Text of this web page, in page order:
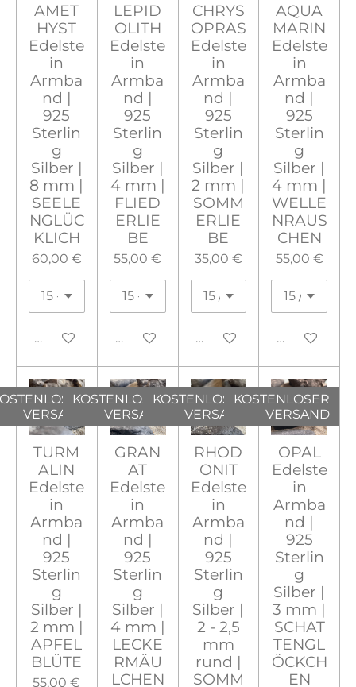
AMET
HYST
Edelste
in
Armba
nd |
925
Sterlin
g
Silber |
8 mm |
SEELE
NGLÜC
KLICH
60,00 €
In den Warenkorb
LEPID
OLITH
Edelste
in
Armba
nd |
925
Sterlin
g
Silber |
4 mm |
FLIED
ERLIE
BE
55,00 €
In den Warenkorb
CHRYS
OPRAS
Edelste
in
Armba
nd |
925
Sterlin
g
Silber |
2 mm |
SOMM
ERLIE
BE
35,00 €
In den Warenkorb
AQUA
MARIN
Edelste
in
Armba
nd |
925
Sterlin
g
Silber |
4 mm |
WELLE
NRAUS
CHEN
55,00 €
In den
VERSAND
TURM
ALIN
Edelste
in
Armba
nd |
925
Sterlin
g
Silber |
2 mm |
APFEL
BLÜTE
55,00 €
KOSTENLOSER
VERSAND
GRAN
AT
Edelste
in
Armba
nd |
925
Sterlin
g
Silber |
4 mm |
LECKE
RMÄU
LCHEN
KOSTENLOSER
VERSAND
RHOD
ONIT
Edelste
in
Armba
nd |
925
Sterlin
g
Silber |
2 - 2,5
mm
rund |
SOMM
KOSTENLOSER
VERSAND
OPAL
Edelste
in
Armba
nd |
925
Sterlin
g
Silber |
3 mm |
SCHAT
TENGL
ÖCKCH
EN